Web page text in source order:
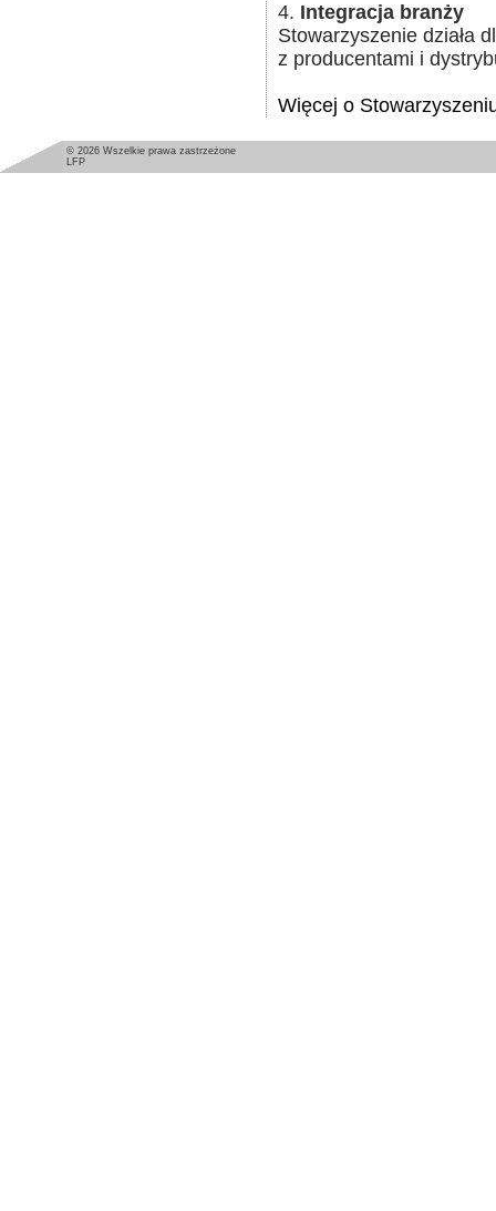
4. Integracja branży
Stowarzyszenie działa
z producentami i
Więcej o
© 2026 Wszelkie prawa zastrzeżone
LFP